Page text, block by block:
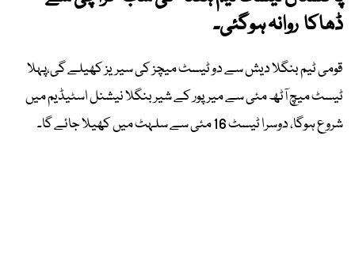
ڈھاکا روانہ ہوگئی۔
قومی ٹیم بنگلا دیش سے دو ٹیسٹ میچز کی سیریز کھیلے گی،پہلا
ٹیسٹ میچ آٹھ مئی سے میرپور کے شیر بنگلا نیشنل اسٹیڈیم میں
شروع ہوگا، دوسرا ٹیسٹ 16 مئی سے سلہٹ میں کھیلا جائے گا۔